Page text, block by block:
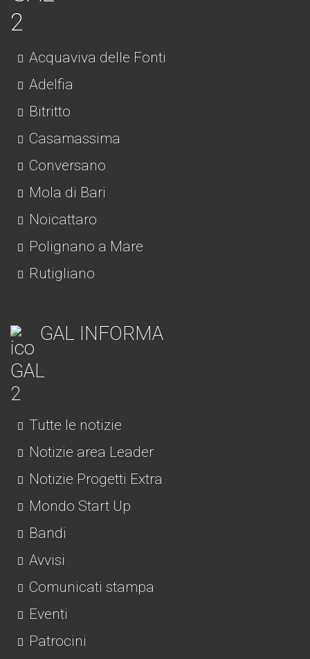
Acquaviva delle Fonti
Adelfia
Bitritto
Casamassima
Conversano
Mola di Bari
Noicattaro
Polignano a Mare
Rutigliano
GAL INFORMA
Tutte le notizie
Notizie area Leader
Notizie Progetti Extra
Mondo Start Up
Bandi
Avvisi
Comunicati stampa
Eventi
Patrocini